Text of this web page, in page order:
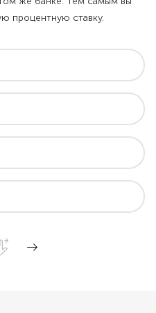
процентную ставку.